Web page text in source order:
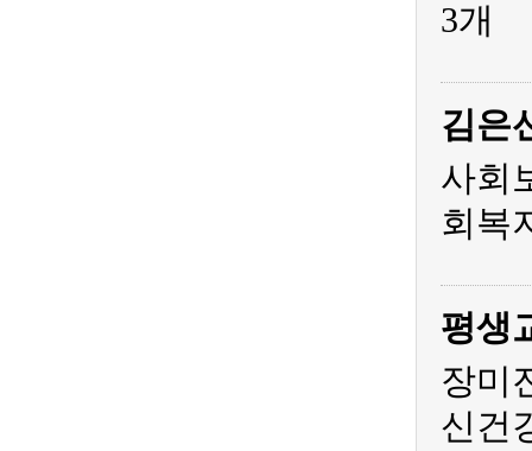
3개
김은
사회
회복
평생
장미
신건